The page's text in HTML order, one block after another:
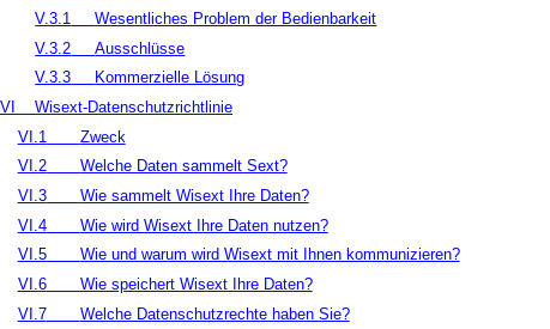
V.3.1
Wesentliches Problem der Bedienbarkeit
V.3.2
Ausschlüsse
V.3.3
Kommerzielle Lösung
VI
Wisext-Datenschutzrichtlinie
VI.1
Zweck
VI.2
Welche Daten sammelt Sext?
VI.3
Wie sammelt Wisext Ihre Daten?
VI.4
Wie wird Wisext Ihre Daten nutzen?
VI.5
Wie und warum wird Wisext mit Ihnen kommunizieren?
VI.6
Wie speichert Wisext Ihre Daten?
VI.7
Welche Datenschutzrechte haben Sie?